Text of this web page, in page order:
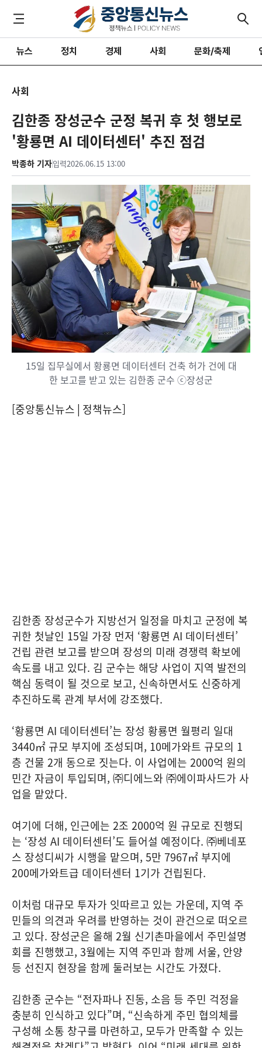
뉴스 정치 경제 사회 문화/축제
사회
김한종 장성군수 군정 복귀 후 첫 행보로
'황룡면 AI 데이터센터' 추진 점검
박종하 기자입력2026.06.15 13:00
15일 집무실에서 황룡면 데이터센터 건축 허가 건에 대
한 보고를 받고 있는 김한종 군수 ⓒ장성군
[중앙통신뉴스│정책뉴스]
김한종 장성군수가 지방선거 일정을 마치고 군정에 복
귀한 첫날인 15일 가장 먼저 ‘황룡면 AI 데이터센터’
건립 관련 보고를 받으며 장성의 미래 경쟁력 확보에
속도를 내고 있다. 김 군수는 해당 사업이 지역 발전의
핵심 동력이 될 것으로 보고, 신속하면서도 신중하게
추진하도록 관계 부서에 강조했다.
‘황룡면 AI 데이터센터’는 장성 황룡면 월평리 일대
3440㎡ 규모 부지에 조성되며, 10메가와트 규모의 1
층 건물 2개 동으로 짓는다. 이 사업에는 2000억 원의
민간 자금이 투입되며, ㈜디에느와 ㈜에이파사드가 사
업을 맡았다.
여기에 더해, 인근에는 2조 2000억 원 규모로 진행되
는 ‘장성 AI 데이터센터’도 들어설 예정이다. ㈜베네포
스 장성디씨가 시행을 맡으며, 5만 7967㎡ 부지에
200메가와트급 데이터센터 1기가 건립된다.
이처럼 대규모 투자가 잇따르고 있는 가운데, 지역 주
민들의 의견과 우려를 반영하는 것이 관건으로 떠오르
고 있다. 장성군은 올해 2월 신기촌마을에서 주민설명
회를 진행했고, 3월에는 지역 주민과 함께 서울, 안양
등 선진지 현장을 함께 둘러보는 시간도 가졌다.
김한종 군수는 “전자파나 진동, 소음 등 주민 걱정을
충분히 인식하고 있다”며, “신속하게 주민 협의체를
구성해 소통 창구를 마련하고, 모두가 만족할 수 있는